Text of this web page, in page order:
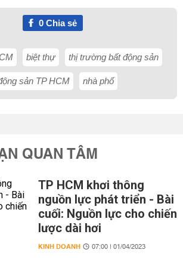
0Chia sẻ
biệt thự thị trường bất động sản
sản TP HCM nhà phố
QUAN TÂM
TP HCM khơi thông
nguồn lực phát triển - Bài
cuối: Nguồn lực cho chiến
lược dài hơi
KINH DOANH 07:00 | 01/04/2023